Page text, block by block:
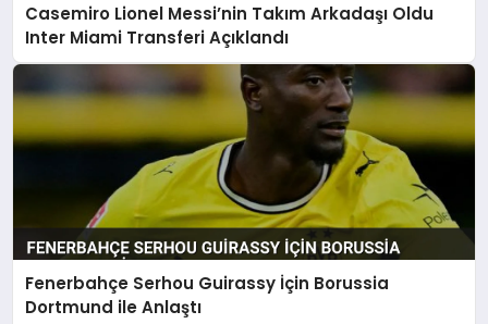
Casemiro Lionel Messi’nin Takım Arkadaşı Oldu
Inter Miami Transferi Açıklandı
Fenerbahçe Serhou Guirassy İçin Borussia
Dortmund ile Anlaştı